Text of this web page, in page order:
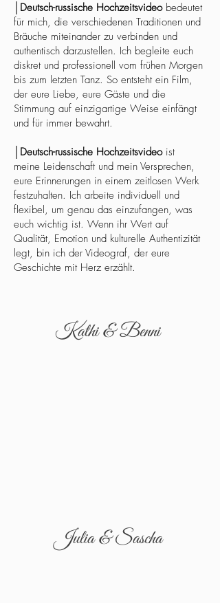
Deutsch-russische Hochzeitsvideobedeutet
für mich, die verschiedenen Traditionen und
Bräuche miteinander zu verbinden und
authentisch darzustellen. Ich begleite euch
diskret und professionell vom frühen Morgen
bis zum letzten Tanz. So entsteht ein Film,
der eure Liebe, eure Gäste und die
Stimmung auf einzigartige Weise einfängt
und für immer bewahrt.
Deutsch-russische Hochzeitsvideoist
meine Leidenschaft und mein Versprechen,
eure Erinnerungen in einem zeitlosen Werk
festzuhalten. Ich arbeite individuell und
flexibel, um genau das einzufangen, was
euch wichtig ist. Wenn ihr Wert auf
Qualität, Emotion und kulturelle Authentizität
legt, bin ich der Videograf, der eure
Geschichte mit Herz erzählt.
Kathi & Benni
Julia & Sascha